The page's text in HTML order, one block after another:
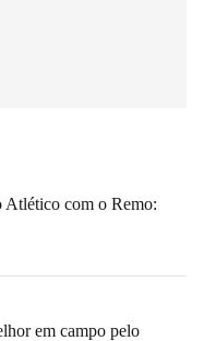
Atlético com o Remo:
em campo pelo